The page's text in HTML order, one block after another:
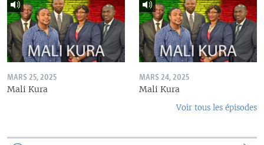
MARS 25, 2025
Mali Kura
MARS 24, 2025
Mali Kura
Voir tous les épisodes